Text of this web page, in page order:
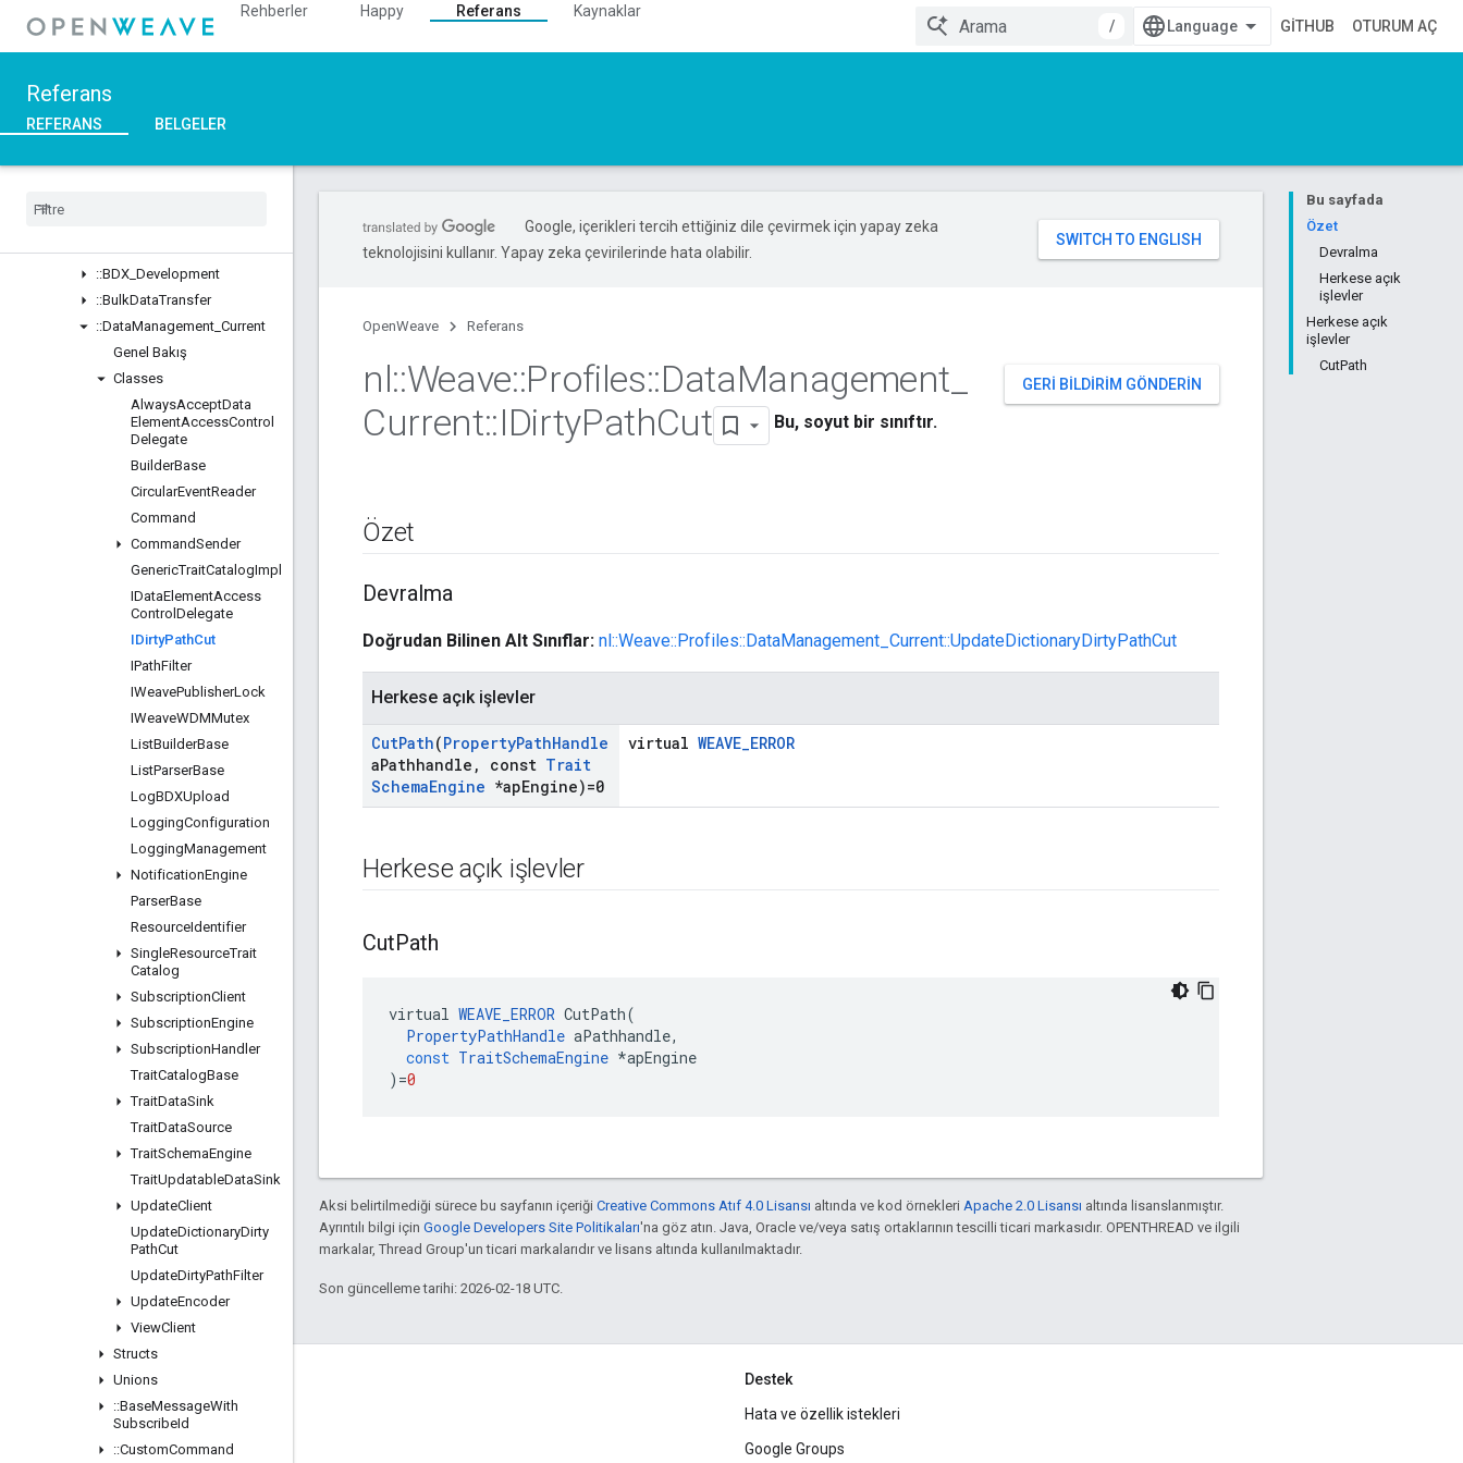
Rehberler Happy Referans
Kaynaklar
/
GITHUB OTURUM AÇ
Referans
REFERANS BELGELER
Unions
::Crypto
::DeviceLayer
::Profiles
::BDX Development
::BulkDataTransfer
::DataManagement Current
Genel Bakış
Classes
AlwaysAcceptData
ElementAccessControl
Delegate
BuilderBase
CircularEventReader
Command
CommandSender
GenericTraitCatalogImpl
IDataElementAccess
Control Delegate
IDirtyPathCut
IPathFilter
IWeavePublisherLock
IWeaveWDMMutex
ListBuilderBase
ListParserBase
LogBDXUpload
LoggingConfiguration
LoggingManagement
NotificationEngine
ParserBase
ResourceIdentifier
SingleResourceTrait
Catalog
SubscriptionClient
SubscriptionEngine
SubscriptionHandler
TraitCatalogBase
TraitDataSink
TraitDataSource
TraitSchemaEngine
TraitUpdatableDataSink
UpdateClient
UpdateDictionaryDirty
PathCut
UpdateDirtyPathFilter
UpdateEncoder
ViewClient
Structs
Unions
::BaseMessageWith
SubscribeId
::CustomCommand
Bu sayfada
Özet
Devralma
Herkese açık
işlevler
Herkese açık
işlevler
CutPath
Google, içerikleri tercih ettiğiniz dile çevirmek için yapay zeka
teknolojisini kullanır. Yapay zeka çevirilerinde hata olabilir.
OpenWeave Referans
GERI BILDIRIM GÖNDERIN
nl::Weave::Profiles::DataManagement
Current::IDirtyPathCut Bu, soyut bir sınıftır.
Özet
Devralma
Doğrudan Bilinen Alt Sınıflar: nl::Weave::Profiles::DataManagement_Current::UpdateDictionaryDirtyPathCut
Herkese açık işlevler
CutPath(PropertyPathHandle
aPathhandle , const Trait
SchemaEngine *apEngine)=0
virtual WEAVE_ERROR
Herkese açık işlevler
CutPath
virtual WEAVE_ERROR CutPath(
PropertyPathHandle aPathhandle,
const TraitSchemaEngine *apEngine
) =0
Aksi belirtilmediği sürece bu sayfanın içeriği Creative Commons Atıf 4.0 Lisansı altında ve kod örnekleri Apache 2.0 Lisansı altında lisanslanmıştır.
Ayrıntılı bilgi için Google Developers Site Politikaları'na göz atın. Java, Oracle ve/veya satış ortaklarının tescilli ticari markasıdır. OPENTHREAD ve ilgili
markalar, Thread Group'un ticari markalarıdır ve lisans altında kullanılmaktadır.
Son güncelleme tarihi: 2026-02-18 UTC.
OpenWeave
Destek
Hata ve özellik istekleri
Google Groups